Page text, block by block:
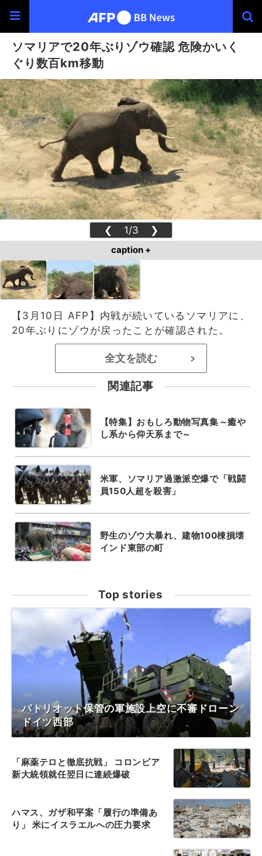
ソマリアで20年ぶりゾウ確認 危険かいく
ぐり数百km移動
❮ 1/3 ❯
caption +
【3月10日 AFP】内戦が続いているソマリアに、
20年ぶりにゾウが戻ったことが確認された。
全文を読む >
関連記事
【特集】おもしろ動物写真集～癒や
し系から仰天系まで～
米軍、ソマリア過激派空爆で「戦闘
員150人超を殺害」
野生のゾウ大暴れ、建物100棟損壊
インド東部の町
Top stories
パトリオット保管の軍施設上空に不審ドローン
ドイツ西部
「麻薬テロと徹底抗戦」 コロンビア
新大統領就任翌日に連続爆破
ハマス、ガザ和平案「履行の準備あ
り」 米にイスラエルへの圧力要求